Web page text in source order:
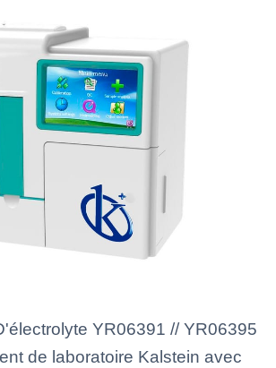
YR06391 // YR06395
de laboratoire Kalstein avec